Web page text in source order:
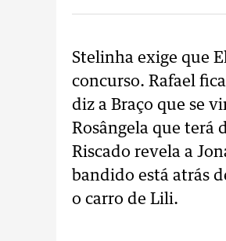
Stelinha exige que
concurso. Rafael
diz a Braço que se
Rosângela que terá
Riscado revela a
bandido está atrás
o carro de Lili.